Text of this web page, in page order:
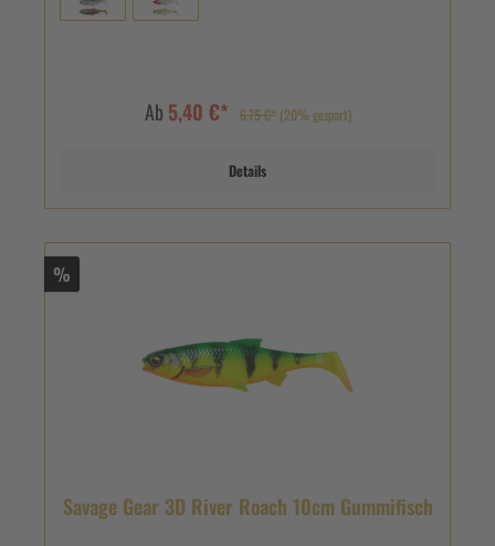
Ab 5,40 €* 6,75 €* (20% gespart)
Details
%
Savage Gear 3D River Roach 10cm Gummifisch